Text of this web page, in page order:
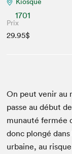
1701
Prix
29.95$
On peut venir au
passe au début
mu­nauté fer­mée
donc plongé
urbaine, au